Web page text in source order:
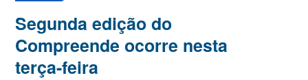
Segunda edição do
Compreende ocorre nesta
terça-feira